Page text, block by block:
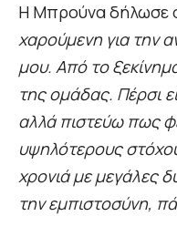
Η Μπρούνα δήλωσε
χαρούμενη για την
μου. Από το
της ομάδας. Πέρσι
αλλά πιστεύω πως
υψηλότερους
χρονιά με μεγάλες
την εμπιστοσύνη,